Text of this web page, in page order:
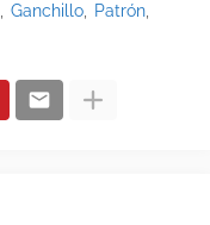
Ganchillo
Patrón